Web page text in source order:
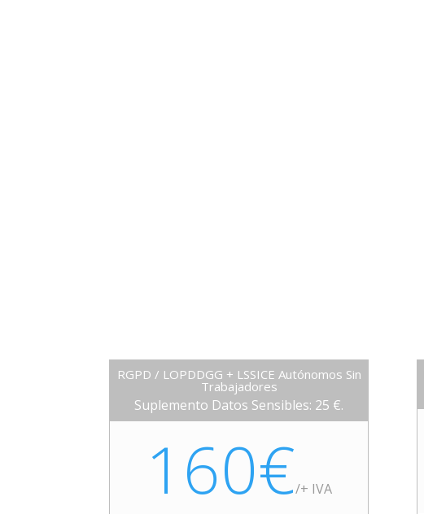
RGPD / LOPDDGG + LSSICE Autónomos Sin
Trabajadores
Suplemento Datos Sensibles: 25 €.
160€/+ IVA